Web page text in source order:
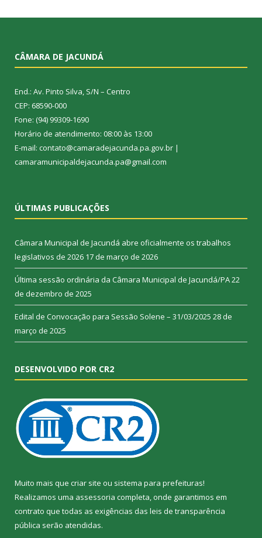
CÂMARA DE JACUNDÁ
End.: Av. Pinto Silva, S/N – Centro
CEP: 68590-000
Fone: (94) 99309-1690
Horário de atendimento: 08:00 às 13:00
E-mail: contato@camaradejacunda.pa.gov.br |
camaramunicipaldejacunda.pa@gmail.com
ÚLTIMAS PUBLICAÇÕES
Câmara Municipal de Jacundá abre oficialmente os trabalhos
legislativos de 2026 17 de março de 2026
Última sessão ordinária da Câmara Municipal de Jacundá/PA22
de dezembro de 2025
Edital de Convocação para Sessão Solene – 31/03/2025 28 de
março de 2025
DESENVOLVIDO POR CR2
Muito mais que criar site ou sistema para prefeituras!
Realizamos uma assessoria completa, onde garantimos em
contrato que todas as exigências das leis de transparência
pública serão atendidas.